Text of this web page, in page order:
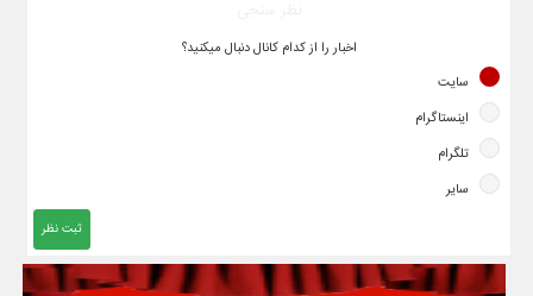
اخبار را از کدام کانال دنبال میکنید؟
سایت
اینستاگرام
تلگرام
سایر
ثبت نظر